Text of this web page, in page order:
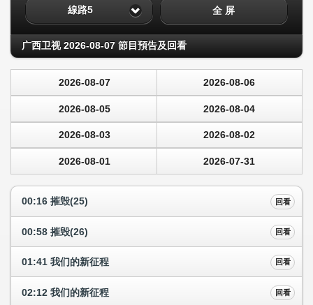
線路5 全 屏
广西卫视 2026-08-07 節目預告及回看
2026-08-07 2026-08-06
2026-08-05 2026-08-04
2026-08-03 2026-08-02
2026-08-01 2026-07-31
00:16 摧毁(25) 回看
00:58 摧毁(26) 回看
01:41 我们的新征程 回看
02:12 我们的新征程 回看